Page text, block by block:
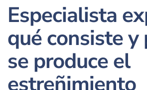
Especialista
qué consiste y
se produce el
estreñimiento